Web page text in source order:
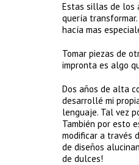
Estas sillas de los
quería
hacía mas
Tomar piezas de
impronta es algo
Dos años de alta
desarrollé mi
lenguaje. Tal vez
También por esto
modificar a través
de diseños
de dulces!